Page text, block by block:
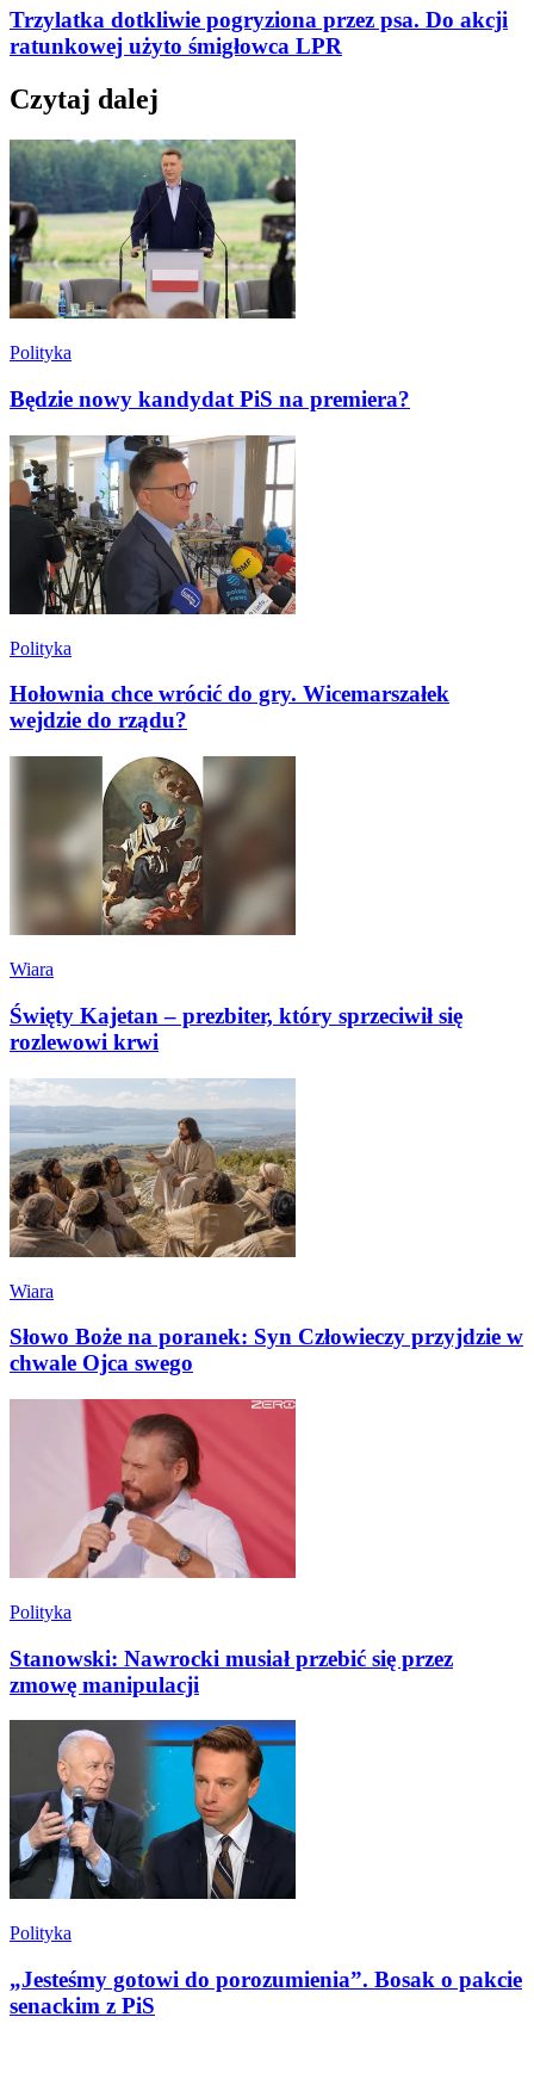
Trzylatka dotkliwie pogryziona przez psa. Do akcji
ratunkowej użyto śmigłowca LPR
Czytaj dalej
Polityka
Będzie nowy kandydat PiS na premiera?
Polityka
Hołownia chce wrócić do gry. Wicemarszałek
wejdzie do rządu?
Wiara
Święty Kajetan – prezbiter, który sprzeciwił się
rozlewowi krwi
Wiara
Słowo Boże na poranek: Syn Człowieczy przyjdzie w
chwale Ojca swego
Polityka
Stanowski: Nawrocki musiał przebić się przez
zmowę manipulacji
Polityka
„Jesteśmy gotowi do porozumienia”. Bosak o pakcie
senackim z PiS